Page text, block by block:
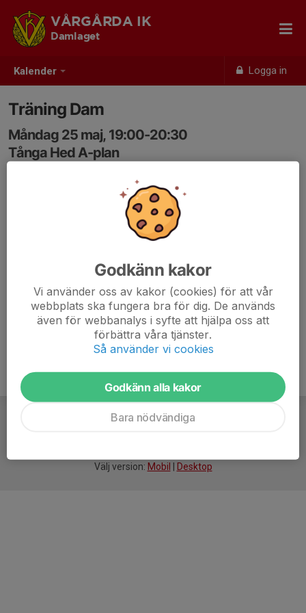
Kalender Logga in
VÅRGÅRDA IK
Damlaget
Träning Dam
Måndag 25 maj, 19:00-20:30
Tånga Hed A-plan
Svara i kallelsen och ange anledning om man inte kan
Välj version: Mobil Desktop
Godkänn kakor
Vi använder oss av kakor (cookies) för att vår
webbplats ska fungera bra för dig. De används
även för webbanalys i syfte att hjälpa oss att
förbättra våra tjänster.
Så använder vi cookies
Godkänn alla kakor
Bara nödvändiga